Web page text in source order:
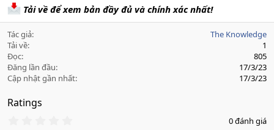
Tải về để xem bản đầy đủ và chính xác nhất!
Tác giả
The Knowledge
Tải về
1
Đọc
805
Đăng lần đầu
17/3/23
Cập nhật gần nhất
17/3/23
Ratings
0 đánh giá